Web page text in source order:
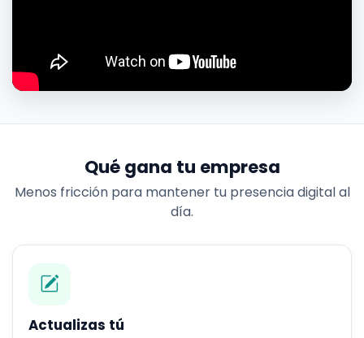
Qué gana tu empresa
Menos fricción para mantener tu presencia digital al
día.
Actualizas tú